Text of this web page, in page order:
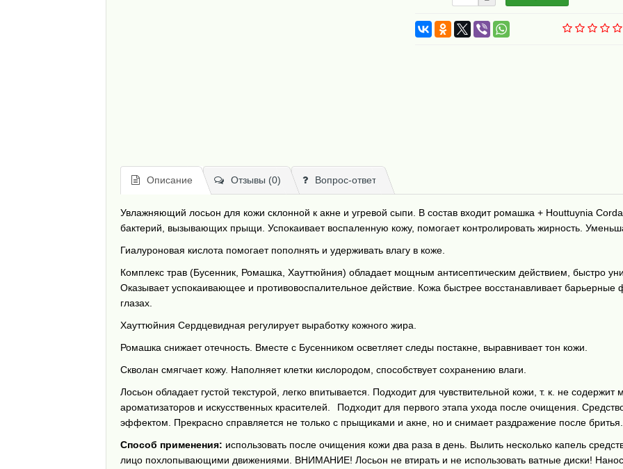
Описание Отзывы (0) Вопрос-ответ
Увлажняющий лосьон для кожи склонной к акне и угревой сыпи. В состав входит ромашка + Houttuynia
бактерий, вызывающих прыщи. Успокаивает воспаленную кожу, помогает контролировать жирность.
Гиалуроновая кислота помогает пополнять и удерживать влагу в коже.
Комплекс трав (Бусенник, Ромашка, Хауттюйния) обладает мощным антисептическим действием, быстро
Оказывает успокаивающее и противовоспалительное действие. Кожа быстрее восстанавливает
глазах.⠀
Хауттюйния Сердцевидная регулирует выработку кожного жира.⠀
Ромашка снижает отечность. Вместе с Бусенником осветляет следы постакне, выравнивает тон кожи.⠀
Скволан смягчает кожу. Наполняет клетки кислородом, способствует сохранению влаги.⠀
Лосьон обладает густой текстурой, легко впитывается. Подходит для чувствительной кожи, т. к. не
ароматизаторов и искусственных красителей.⠀Подходит для первого этапа ухода после очищения.
эффектом. Прекрасно справляется не только с прыщиками и акне, но и снимает раздражение после бритья.
Способ применения: использовать после очищения кожи два раза в день. Вылить несколько капель
лицо похлопывающими движениями. ВНИМАНИЕ! Лосьон не втирать и не использовать ватные диски!